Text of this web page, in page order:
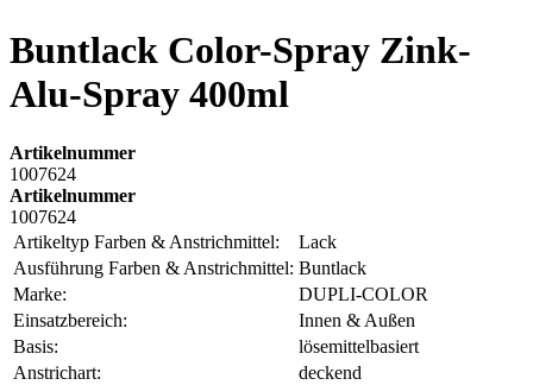
Buntlack Color-Spray Zink-
Alu-Spray 400ml
Artikelnummer
1007624
Artikelnummer
1007624
Artikeltyp Farben & Anstrichmittel:
Lack
Ausführung Farben & Anstrichmittel: Buntlack
Marke:
DUPLI-COLOR
Einsatzbereich:
Innen & Außen
Basis:
lösemittelbasiert
Anstrichart:
deckend